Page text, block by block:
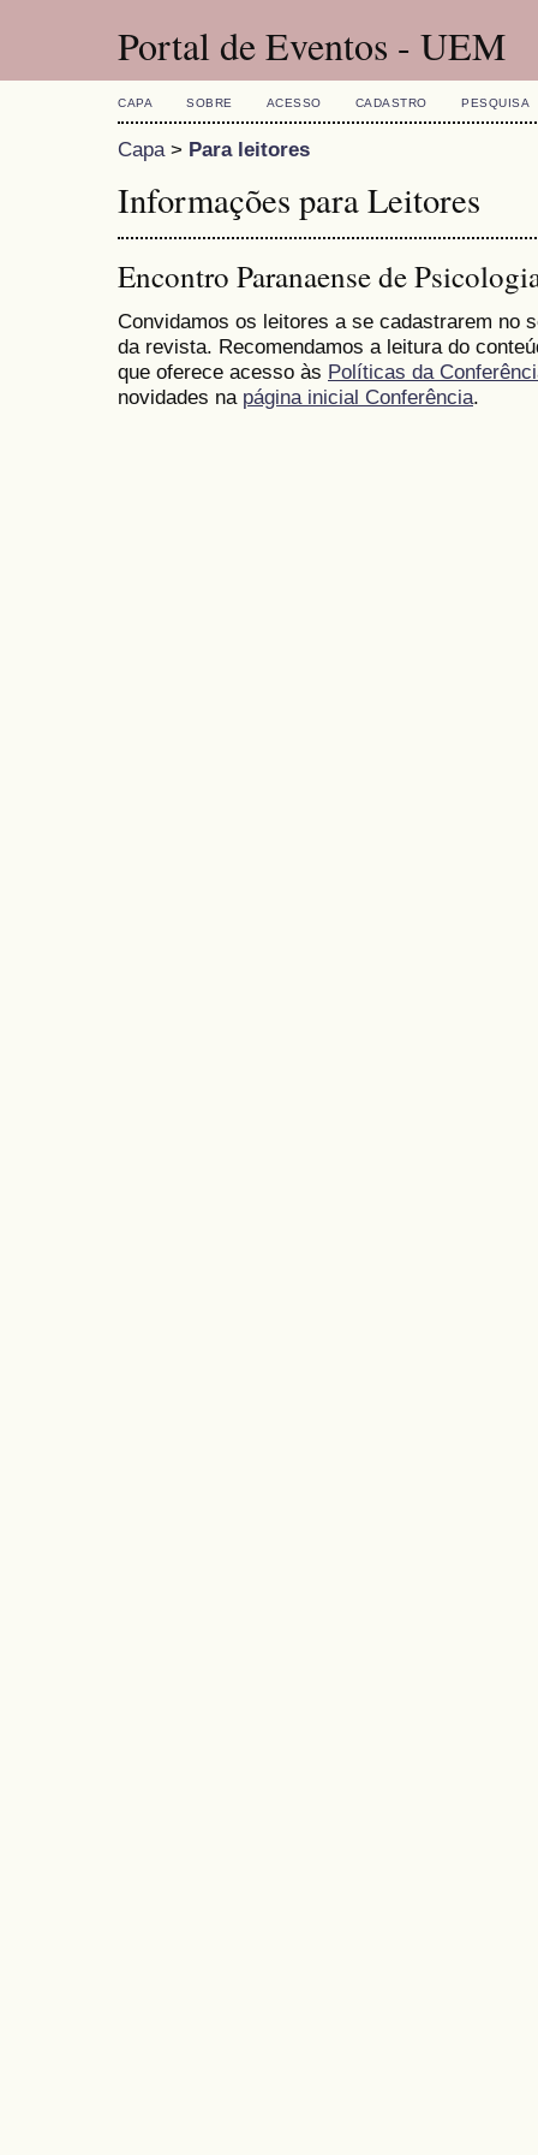
Portal de Eventos - UEM
CAPA SOBRE ACESSO CADASTRO PESQUISA
Capa> Para leitores
Informações para Leitores
Encontro Paranaense de
Convidamos os leitores a se cadastrarem no
da revista. Recomendamos a leitura do
que oferece acesso às Políticas da
novidades na página inicial Conferência.